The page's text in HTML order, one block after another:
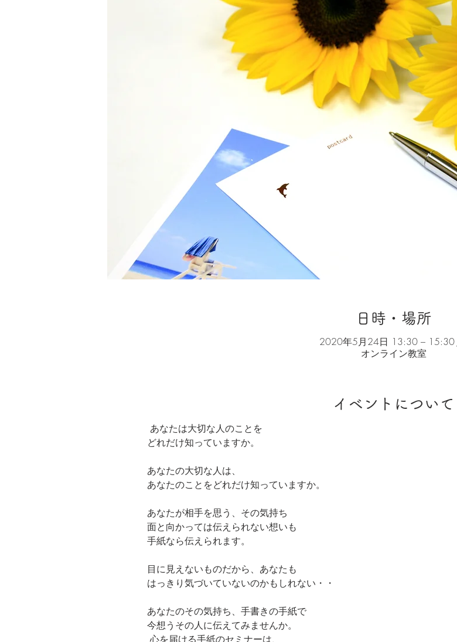
日時・場所
2020年5月24日 13:30 – 15:30
オンライン教室
イベントについて
あなたは大切な人のことを
どれだけ知っていますか。
あなたの大切な人は、
あなたのことをどれだけ知っていますか。
あなたが相手を思う、その気持ち
面と向かっては伝えられない想いも
手紙なら伝えられます。
目に見えないものだから、あなたも
はっきり気づいていないのかもしれない・・
あなたのその気持ち、手書きの手紙で
今想うその人に伝えてみませんか。
心を届ける手紙のセミナーは、